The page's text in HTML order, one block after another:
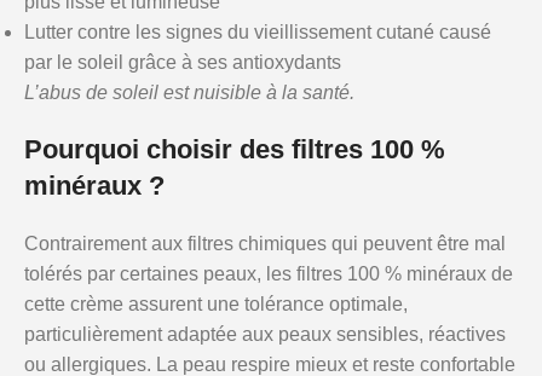
Lutter contre les signes du vieillissement cutané causé
par le soleil grâce à ses antioxydants
L’abus de soleil est nuisible à la santé.
Pourquoi choisir des filtres 100 %
minéraux ?
Contrairement aux filtres chimiques qui peuvent être mal
tolérés par certaines peaux, les filtres 100 % minéraux de
cette crème assurent une tolérance optimale,
particulièrement adaptée aux peaux sensibles, réactives
ou allergiques. La peau respire mieux et reste confortable